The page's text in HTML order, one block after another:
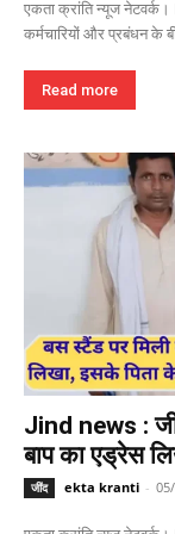
एकता क्रांति न्यूज
कर्मचारियों और प्रबंधन के
Read more
Jind news :
बाप का एड्रेस
जींद ekta kranti -